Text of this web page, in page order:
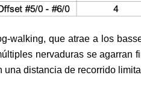
walking, que atrae a los
nervaduras se agarran
una distancia de recorrido